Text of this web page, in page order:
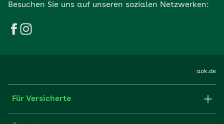
Besuchen Sie uns auf unseren sozialen Netzwerken:
aok.de
Für Versicherte